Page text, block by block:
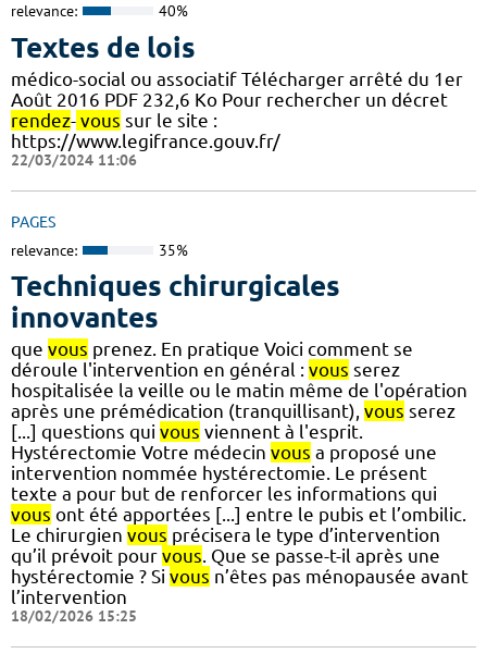
relevance: 40%
Textes de lois
médico-social ou associatif Télécharger arrêté du 1er
Août 2016 PDF 232,6 Ko Pour rechercher un décret
rendez- vous sur le site :
https://www.legifrance.gouv.fr/
22/03/2024 11:06
PAGES
relevance: 35%
Techniques chirurgicales
innovantes
que vous prenez. En pratique Voici comment se
déroule l'intervention en général : vous serez
hospitalisée la veille ou le matin même de l'opération
après une prémédication (tranquillisant), vous serez
[...] questions qui vous viennent à l'esprit.
Hystérectomie Votre médecin vous a proposé une
intervention nommée hystérectomie. Le présent
texte a pour but de renforcer les informations qui
vous ont été apportées [...] entre le pubis et l’ombilic.
Le chirurgien vous précisera le type d’intervention
qu’il prévoit pour vous. Que se passe-t-il après une
hystérectomie ? Si vous n’êtes pas ménopausée avant
l’intervention
18/02/2026 15:25